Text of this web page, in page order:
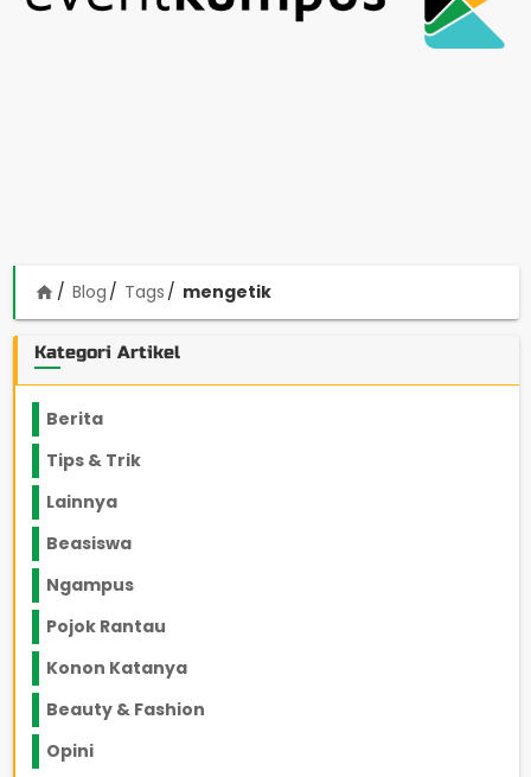
home Blog Tags mengetik
Kategori Artikel
Berita
Tips & Trik
Lainnya
Beasiswa
Ngampus
Pojok Rantau
Konon Katanya
Beauty & Fashion
Opini